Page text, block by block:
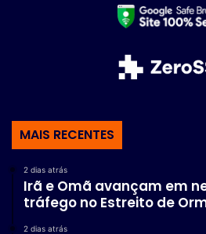
MAIS RECENTES
2 dias atrás
Irã e Omã avançam em
tráfego no Estreito de
2 dias atrás